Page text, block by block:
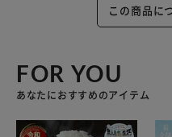
この商品に
FOR YOU
あなたにおすすめのアイテム